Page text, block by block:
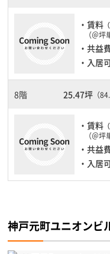
・賃料
（＠
・共益
・入居
8階 25.47坪（
・賃料
（＠
・共益
・入居
神戸元町ユニオンビ